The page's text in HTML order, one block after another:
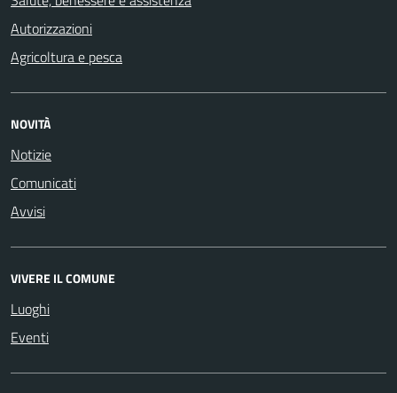
Autorizzazioni
Agricoltura e pesca
NOVITÀ
Notizie
Comunicati
Avvisi
VIVERE IL COMUNE
Luoghi
Eventi